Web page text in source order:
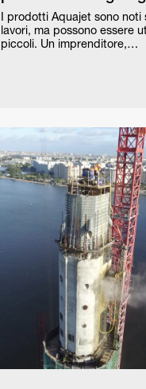
I prodotti Aquajet sono
lavori, ma possono essere
piccoli. Un imprenditore,…